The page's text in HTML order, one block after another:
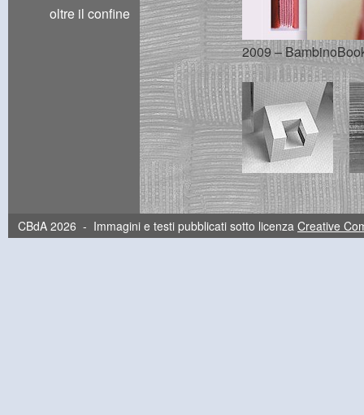
oltre il confine
2009 –
CBdA 2026 - Immagini e testi pubblicati sotto licenza Creative